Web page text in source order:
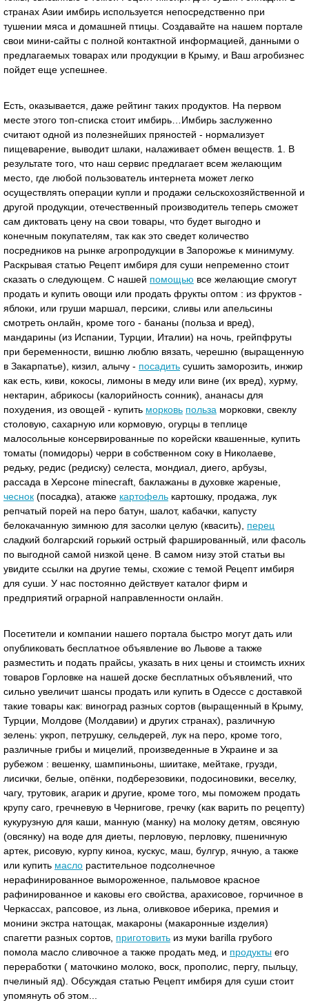
странах Азии имбирь используется непосредственно при
тушении мяса и домашней птицы. Создавайте на нашем портале
свои мини-сайты с полной контактной информацией, данными о
предлагаемых товарах или продукции в Крыму, и Ваш агробизнес
пойдет еще успешнее.
Есть, оказывается, даже рейтинг таких продуктов. На первом
месте этого топ-списка стоит имбирь…Имбирь заслуженно
считают одной из полезнейших пряностей - нормализует
пищеварение, выводит шлаки, налаживает обмен веществ. 1. В
результате того, что наш сервис предлагает всем желающим
место, где любой пользователь интернета может легко
осуществлять операции купли и продажи сельскохозяйственной и
другой продукции, отечественный производитель теперь сможет
сам диктовать цену на свои товары, что будет выгодно и
конечным покупателям, так как это сведет количество
посредников на рынке агропродукции в Запорожье к минимуму.
Раскрывая статью Рецепт имбиря для суши непременно стоит
сказать о следующем. С нашей помощью все желающие смогут
продать и купить овощи или продать фрукты оптом : из фруктов -
яблоки, или груши маршал, персики, сливы или апельсины
смотреть онлайн, кроме того - бананы (польза и вред),
мандарины (из Испании, Турции, Италии) на ночь, грейпфруты
при беременности, вишню люблю вязать, черешню (выращенную
в Закарпатье), кизил, алычу - посадить сушить заморозить, инжир
как есть, киви, кокосы, лимоны в меду или вине (их вред), хурму,
нектарин, абрикосы (калорийность сонник), ананасы для
похудения, из овощей - купить морковь польза морковки, свеклу
столовую, сахарную или кормовую, огурцы в теплице
малосольные консервированные по корейски квашенные, купить
томаты (помидоры) черри в собственном соку в Николаеве,
редьку, редис (редиску) селеста, мондиал, диего, арбузы,
рассада в Херсоне minecraft, баклажаны в духовке жареные,
чеснок (посадка), атакже картофель картошку, продажа, лук
репчатый порей на перо батун, шалот, кабачки, капусту
белокачанную зимнюю для засолки целую (квасить), перец
сладкий болгарский горький острый фаршированный, или фасоль
по выгодной самой низкой цене. В самом низу этой статьи вы
увидите ссылки на другие темы, схожие с темой Рецепт имбиря
для суши. У нас постоянно действует каталог фирм и
предприятий ограрной направленности онлайн.
Посетители и компании нашего портала быстро могут дать или
опубликовать бесплатное объявление во Львове а также
разместить и подать прайсы, указать в них цены и стоимсть ихних
товаров Горловке на нашей доске бесплатных объявлений, что
сильно увеличит шансы продать или купить в Одессе с доставкой
такие товары как: виноград разных сортов (выращенный в Крыму,
Турции, Молдове (Молдавии) и других странах), различную
зелень: укроп, петрушку, сельдерей, лук на перо, кроме того,
различные грибы и мицелий, произведенные в Украине и за
рубежом : вешенку, шампиньоны, шиитаке, мейтаке, грузди,
лисички, белые, опёнки, подберезовики, подосиновики, веселку,
чагу, трутовик, агарик и другие, кроме того, мы поможем продать
крупу саго, гречневую в Чернигове, гречку (как варить по рецепту)
кукурузную для каши, манную (манку) на молоку детям, овсяную
(овсянку) на воде для диеты, перловую, перловку, пшеничную
артек, рисовую, курпу киноа, кускус, маш, булгур, ячную, а также
или купить масло растительное подсолнечное
нерафинированное вымороженное, пальмовое красное
рафинированное и каковы его свойства, арахисовое, горчичное в
Черкассах, рапсовое, из льна, оливковое иберика, премия и
монини экстра натощак, макароны (макаронные изделия)
спагетти разных сортов, приготовить из муки barilla грубого
помола масло сливочное а также продать мед, и продукты его
переработки ( маточкино молоко, воск, прополис, пергу, пыльцу,
пчелиный яд). Обсуждая статью Рецепт имбиря для суши стоит
упомянуть об этом...